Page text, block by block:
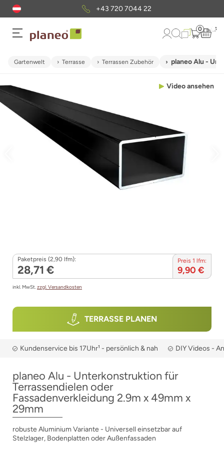
+43 720 7044 22
0
Gartenwelt Terrasse Terrassen Zubehör planeo Alu -
Video ansehen
Paketpreis (2,90 lfm):
28,71 €
Preis 1 lfm:
9,90 €
TERRASSE PLANEN
inkl. MwSt.zzgl. Versandkosten
Kundenservice bis 17Uhr¹ - persönlich & nah DIY Videos -
planeo Alu - Unterkonstruktion für
Terrassendielen oder
Fassadenverkleidung 2.9m x 49mm x
29mm
robuste Aluminium Variante - Universell einsetzbar auf
Stelzlager, Bodenplatten oder Außenfassaden